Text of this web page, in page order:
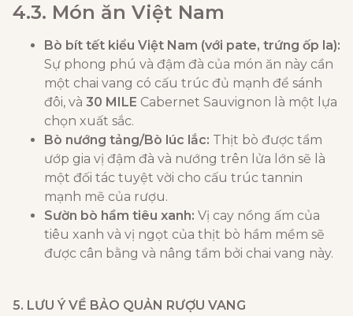
4.3. Món ăn Việt Nam
Bò bít tết kiểu Việt Nam (với pate, trứng ốp la):
Sự phong phú và đậm đà của món ăn này cần
một chai vang có cấu trúc đủ mạnh để sánh
đôi, và 30 MILE Cabernet Sauvignon là một lựa
chọn xuất sắc.
Bò nướng tảng/Bò lúc lắc: Thịt bò được tẩm
ướp gia vị đậm đà và nướng trên lửa lớn sẽ là
một đối tác tuyệt vời cho cấu trúc tannin
mạnh mẽ của rượu.
Sườn bò hầm tiêu xanh: Vị cay nồng ấm của
tiêu xanh và vị ngọt của thịt bò hầm mềm sẽ
được cân bằng và nâng tầm bởi chai vang này.
5. LƯU Ý VỀ BẢO QUẢN RƯỢU VANG